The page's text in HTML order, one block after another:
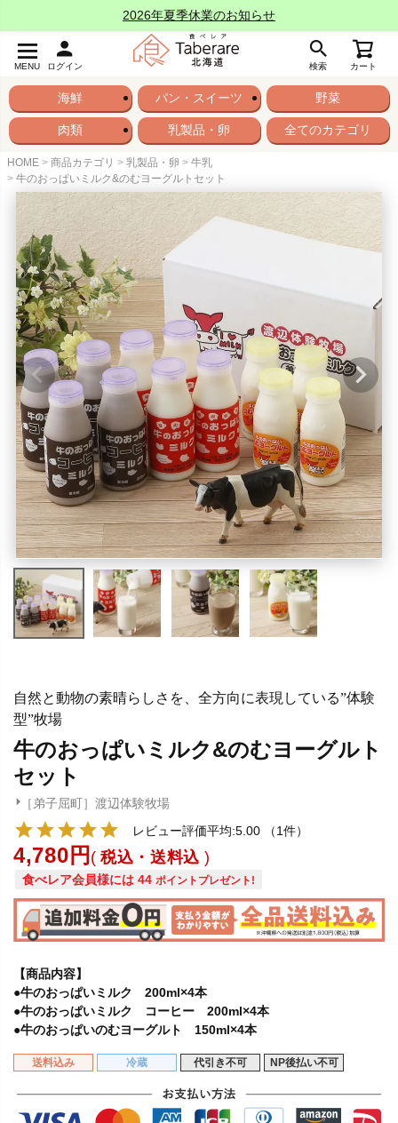
2026年夏季休業のお知らせ
MENU ログイン 検索 カート
海鮮 パン・スイーツ 野菜
肉類 乳製品・卵 全てのカテゴリ
HOME 商品カテゴリ 乳製品・卵
牛乳
牛のおっぱいミルク&のむヨーグルトセット
自然と動物の素晴らしさを、全方向に表現している”体験
型”牧場
牛のおっぱいミルク&のむヨーグルト
セット
［弟子屈町］渡辺体験牧場
レビュー評価平均:5.00
（1件）
4,780 税込・送料込
食べレア会員様には 44 ポイントプレゼント!
【商品内容】
●牛のおっぱいミルク 200ml×4本
●牛のおっぱいミルク コーヒー 200ml×4本
●牛のおっぱいのむヨーグルト 150ml×4本
送料込み 冷蔵 代引き不可 NP後払い不可